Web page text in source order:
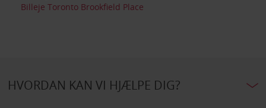
Billeje Toronto Brookfield Place
HVORDAN KAN VI HJÆLPE DIG?